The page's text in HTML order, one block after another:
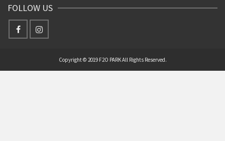
FOLLOW US
Copyright © 2019 F2O PARK All Rights Reserved.